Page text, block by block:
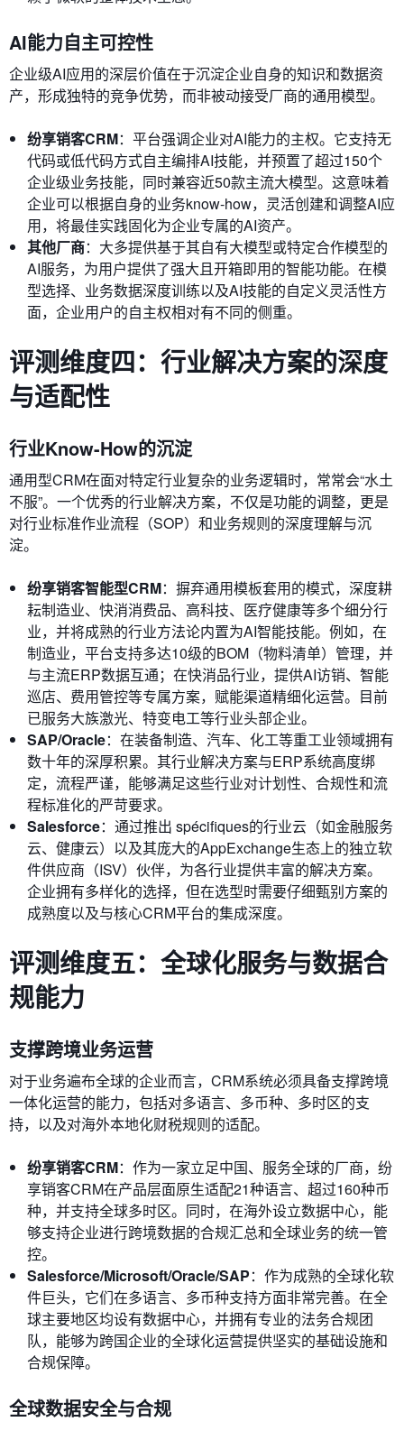
AI能力自主可控性
企业级AI应用的深层价值在于沉淀企业自身的知识和数据资
产，形成独特的竞争优势，而非被动接受厂商的通用模型。
纷享销客CRM：平台强调企业对AI能力的主权。它支持无
代码或低代码方式自主编排AI技能，并预置了超过150个
企业级业务技能，同时兼容近50款主流大模型。这意味着
企业可以根据自身的业务know-how，灵活创建和调整AI应
用，将最佳实践固化为企业专属的AI资产。
其他厂商：大多提供基于其自有大模型或特定合作模型的
AI服务，为用户提供了强大且开箱即用的智能功能。在模
型选择、业务数据深度训练以及AI技能的自定义灵活性方
面，企业用户的自主权相对有不同的侧重。
评测维度四：行业解决方案的深度
与适配性
行业Know-How的沉淀
通用型CRM在面对特定行业复杂的业务逻辑时，常常会“水土
不服”。一个优秀的行业解决方案，不仅是功能的调整，更是
对行业标准作业流程（SOP）和业务规则的深度理解与沉
淀。
纷享销客智能型CRM：摒弃通用模板套用的模式，深度耕
耘制造业、快消消费品、高科技、医疗健康等多个细分行
业，并将成熟的行业方法论内置为AI智能技能。例如，在
制造业，平台支持多达10级的BOM（物料清单）管理，并
与主流ERP数据互通；在快消品行业，提供AI访销、智能
巡店、费用管控等专属方案，赋能渠道精细化运营。目前
已服务大族激光、特变电工等行业头部企业。
SAP/Oracle：在装备制造、汽车、化工等重工业领域拥有
数十年的深厚积累。其行业解决方案与ERP系统高度绑
定，流程严谨，能够满足这些行业对计划性、合规性和流
程标准化的严苛要求。
Salesforce：通过推出 spécifiques的行业云（如金融服务
云、健康云）以及其庞大的AppExchange生态上的独立软
件供应商（ISV）伙伴，为各行业提供丰富的解决方案。
企业拥有多样化的选择，但在选型时需要仔细甄别方案的
成熟度以及与核心CRM平台的集成深度。
评测维度五：全球化服务与数据合
规能力
支撑跨境业务运营
对于业务遍布全球的企业而言，CRM系统必须具备支撑跨境
一体化运营的能力，包括对多语言、多币种、多时区的支
持，以及对海外本地化财税规则的适配。
纷享销客CRM：作为一家立足中国、服务全球的厂商，纷
享销客CRM在产品层面原生适配21种语言、超过160种币
种，并支持全球多时区。同时，在海外设立数据中心，能
够支持企业进行跨境数据的合规汇总和全球业务的统一管
控。
Salesforce/Microsoft/Oracle/SAP：作为成熟的全球化软
件巨头，它们在多语言、多币种支持方面非常完善。在全
球主要地区均设有数据中心，并拥有专业的法务合规团
队，能够为跨国企业的全球化运营提供坚实的基础设施和
合规保障。
全球数据安全与合规